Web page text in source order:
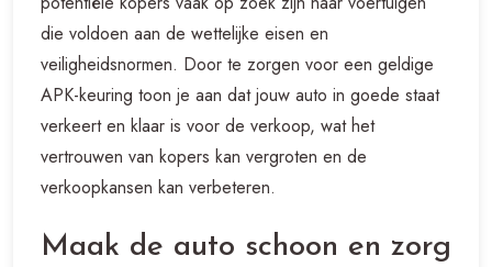
die voldoen aan de wettelijke eisen en
veiligheidsnormen. Door te zorgen voor een geldige
APK-keuring toon je aan dat jouw auto in goede staat
verkeert en klaar is voor de verkoop, wat het
vertrouwen van kopers kan vergroten en de
verkoopkansen kan verbeteren.
Maak de auto schoon en zorg